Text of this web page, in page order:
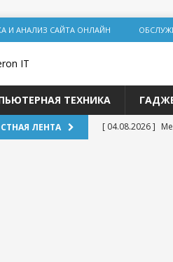
И АНАЛИЗ САЙТА ОНЛАЙН
ТЕХНИКА
ЛЕНТА [ 04.08.2026 ]